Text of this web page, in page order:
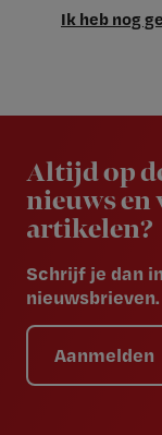
Ik heb nog
Altijd op
nieuws
artikelen?
Schrijf je dan
nieuwsbrieven.
Aanmelden